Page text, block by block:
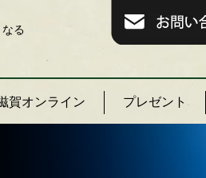
る
賀オンライン プレゼント